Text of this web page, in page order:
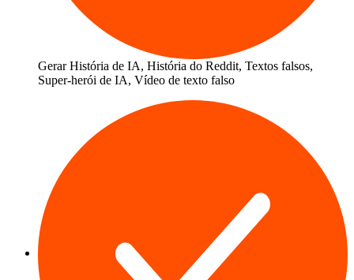
GerarHistória de IA, História do Reddit, Textos falsos,
Super-herói de IA, Vídeo de texto falso